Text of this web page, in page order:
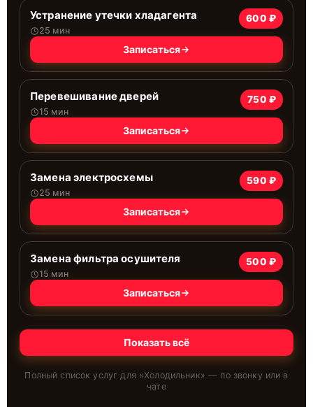
Устранение утечки хладагента
25 мин
600 ₽
Записаться
Перевешивание дверей
15 мин
750 ₽
Записаться
Замена электросхемы
25 мин
590 ₽
Записаться
Замена фильтра осушителя
15 мин
500 ₽
Записаться
Показать всё
Полный список услуг для «Холодильник» — по звонку или в
чате